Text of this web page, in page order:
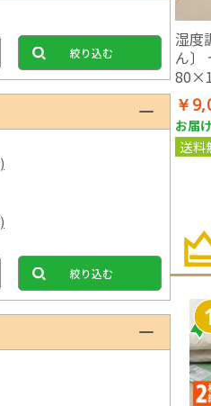
絞り込む
絞り込む
湿度
ん〕
シー
￥
お届
送料